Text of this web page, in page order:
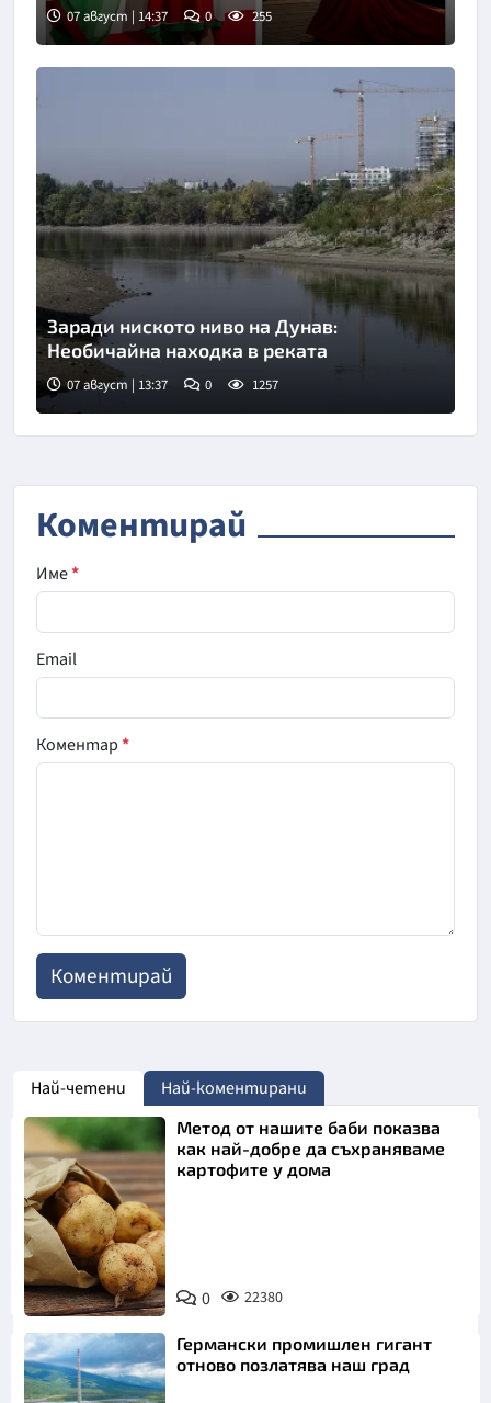
07 август | 14:37 0 255
Снимка: БГНЕС
Заради ниското ниво на Дунав:
Необичайна находка в реката
07 август | 13:37 0 1257
Коментирай
Име*
Email
Коментар*
Най-четени Най-коментирани
Снимка:
Пиксабей
Метод от нашите баби показва
как най-добре да съхраняваме
картофите у дома
0 22380
Германски промишлен гигант
отново позлатява наш град